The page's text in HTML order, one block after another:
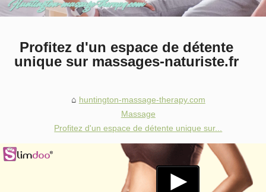
Profitez d'un espace de détente
unique sur massages-naturiste.fr
huntington-massage-therapy.com
Massage
Profitez d'un espace de détente unique sur...